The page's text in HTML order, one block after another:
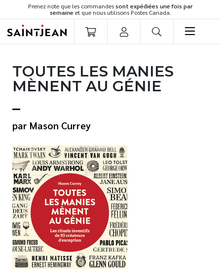
Prenez note que les commandessont expédiées une fois par
semaine et que nous utilisons Postes Canada.
Romans
Cuisine
Spiritualité
Famille
Culture générale
Témoignages
Vie pratique
Finances
Nouveautés
Numérique
Livres audio
TOUTES LES MANIES
MÈNENT AU GÉNIE
Mason Currey